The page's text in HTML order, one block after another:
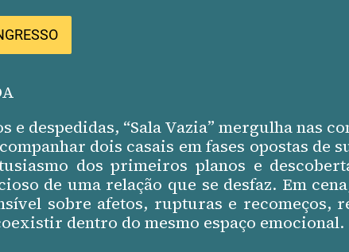
e despedidas, “Sala Vazia” mergulha nas
dois casais em fases opostas de
dos primeiros planos e
de uma relação que se desfaz. Em
sobre afetos, rupturas e recomeços,
dentro do mesmo espaço emocional.